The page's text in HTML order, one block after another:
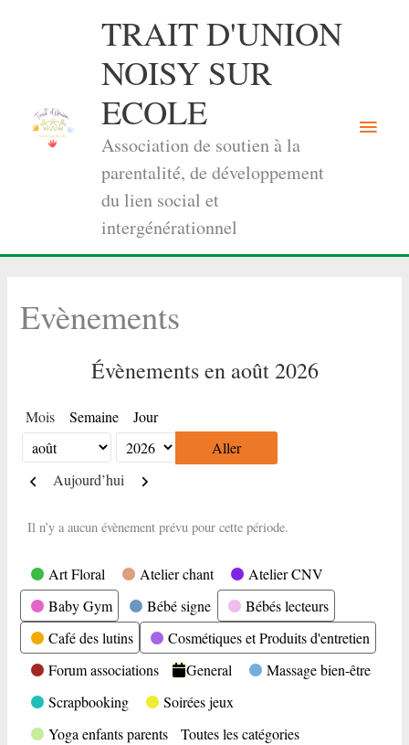
TRAIT D'UNION
NOISY SUR
ECOLE
Association de soutien à la
parentalité, de développement
du lien social et
intergénérationnel
Menu
Evènements
Évènements en août 2026
Mois Semaine Jour
Mois
Année
Précédent
Aujourd’hui Suivant
Il n’y a aucun évènement prévu pour cette période.
Catégories
Art Floral Atelier chant
Atelier CNV
Baby Gym
Bébé signe
Bébés lecteurs
Café des lutins
Cosmétiques et Produits d'entretien
Forum associations
General
Massage bien-être
Scrapbooking
Soirées jeux
Yoga enfants parents
Toutes les catégories